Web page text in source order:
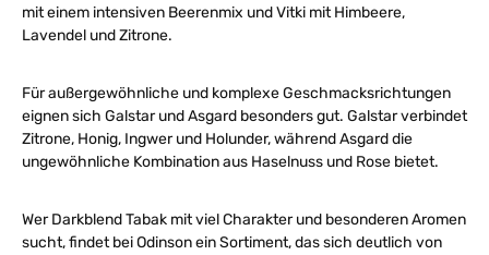
mit einem intensiven Beerenmix und Vitki mit Himbeere,
Lavendel und Zitrone.
Für außergewöhnliche und komplexe Geschmacksrichtungen
eignen sich Galstar und Asgard besonders gut. Galstar verbindet
Zitrone, Honig, Ingwer und Holunder, während Asgard die
ungewöhnliche Kombination aus Haselnuss und Rose bietet.
Wer Darkblend Tabak mit viel Charakter und besonderen Aromen
sucht, findet bei Odinson ein Sortiment, das sich deutlich von